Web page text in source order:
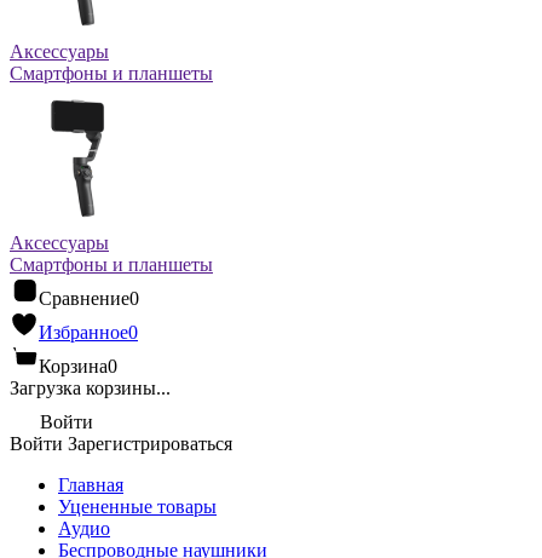
Аксессуары
Смартфоны и планшеты
Аксессуары
Смартфоны и планшеты
Сравнение0
Избранное0
Корзина0
Загрузка корзины...
Войти
Войти Зарегистрироваться
Главная
Уцененные товары
Аудио
Беспроводные наушники